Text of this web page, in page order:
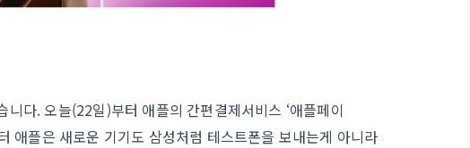
다. 오늘(22일)부터 애플의 간편결제서비스 ‘애플페이
애플은 새로운 기기도 삼성처럼 테스트폰을 보내는게 아니라